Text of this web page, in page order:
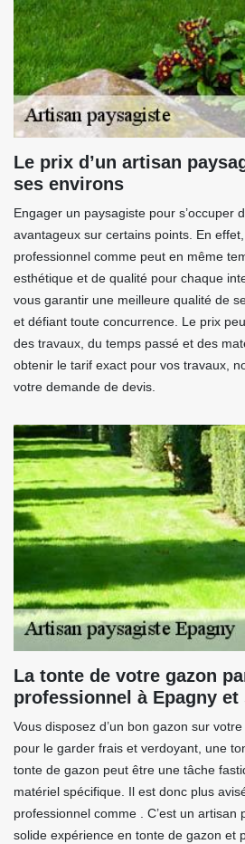
Le prix d’un artisan
ses environs
Engager un paysagiste pour s’occuper
avantageux sur certains points. En
professionnel comme peut en même
esthétique et de qualité pour chaque
vous garantir une meilleure qualité de
et défiant toute concurrence. Le prix
des travaux, du temps passé et des
obtenir le tarif exact pour vos travaux,
votre demande de devis.
La tonte de votre gazon
professionnel à Epagny
Vous disposez d’un bon gazon sur
pour le garder frais et verdoyant, une
tonte de gazon peut être une tâche
matériel spécifique. Il est donc plus
professionnel comme . C’est un artisan
solide expérience en tonte de gazon et